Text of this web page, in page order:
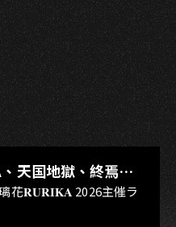
天国地獄、終焉
、無我夢中、花奏
花𝐑𝐔𝐑𝐈𝐊𝐀 2026主催ラ